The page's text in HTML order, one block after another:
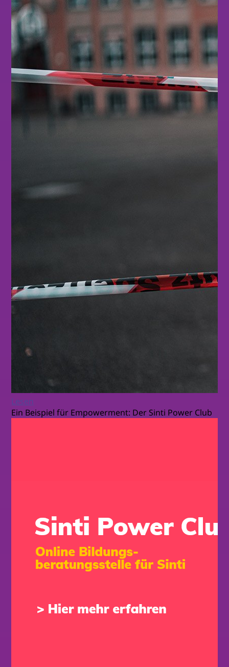
Lesen
Ein Beispiel für Empowerment: Der Sinti Power Club